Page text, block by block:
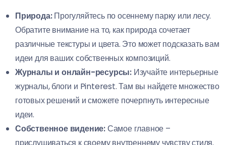
Природа:Прогуляйтесь по осеннему парку или лесу.
Обратите внимание на то, как природа сочетает
различные текстуры и цвета. Это может подсказать вам
идеи для ваших собственных композиций.
Журналы и онлайн-ресурсы: Изучайте интерьерные
журналы, блоги и Pinterest. Там вы найдете множество
готовых решений и сможете почерпнуть интересные
идеи.
Собственное видение:Самое главное –